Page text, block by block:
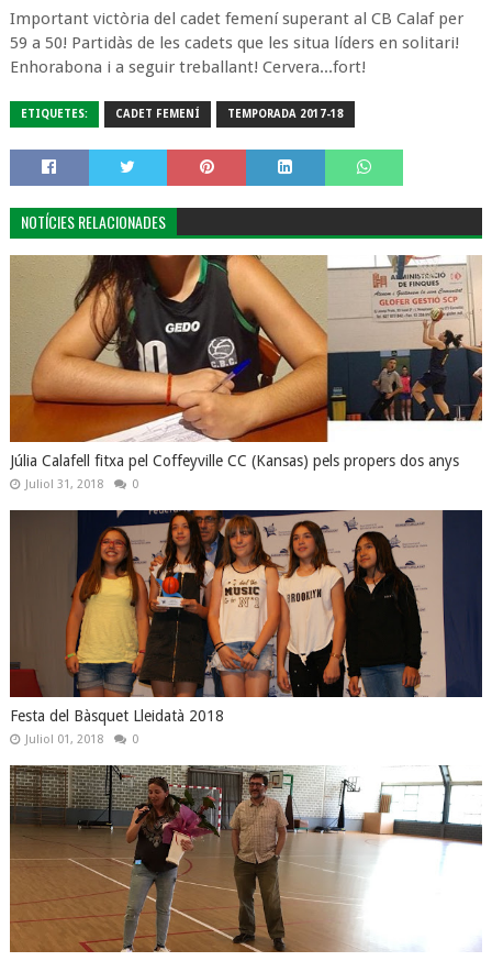
Important victòria del cadet femení superant al CB Calaf per
59 a 50! Partidàs de les cadets que les situa líders en solitari!
Enhorabona i a seguir treballant! Cervera...fort!
ETIQUETES: CADET FEMENÍ TEMPORADA 2017-18
NOTÍCIES RELACIONADES
Júlia Calafell fitxa pel Coffeyville CC (Kansas) pels propers dos anys
Juliol 31, 2018 0
Festa del Bàsquet Lleidatà 2018
Juliol 01, 2018 0